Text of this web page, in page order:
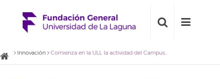
Innovación Comienza en la ULL la actividad del Campus de la Ciencia y la Tecnología de Canarias para jóvenes